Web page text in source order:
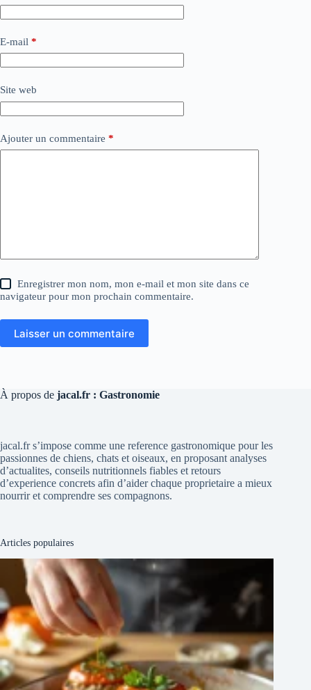
E-mail *
Site web
Ajouter un commentaire *
Enregistrer mon nom, mon e-mail et mon site dans ce
navigateur pour mon prochain commentaire.
Laisser un commentaire
À propos de jacal.fr : Gastronomie
jacal.fr s’impose comme une reference gastronomique pour les
passionnes de chiens, chats et oiseaux, en proposant analyses
d’actualites, conseils nutritionnels fiables et retours
d’experience concrets afin d’aider chaque proprietaire a mieux
nourrir et comprendre ses compagnons.
Articles populaires